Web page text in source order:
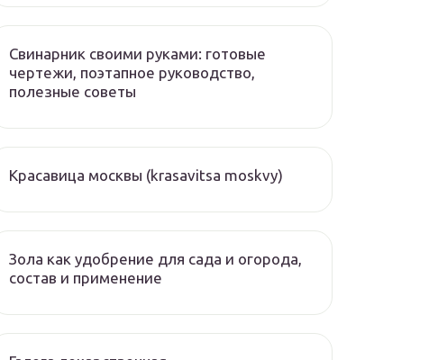
Свинарник своими руками: готовые
чертежи, поэтапное руководство,
полезные советы
Красавица москвы (krasavitsa moskvy)
Зола как удобрение для сада и огорода,
состав и применение